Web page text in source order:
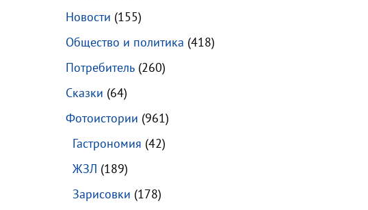
Новости (155)
Общество и политика (418)
Потребитель(260)
Сказки (64)
Фотоистории (961)
Гастрономия (42)
ЖЗЛ (189)
Зарисовки (178)